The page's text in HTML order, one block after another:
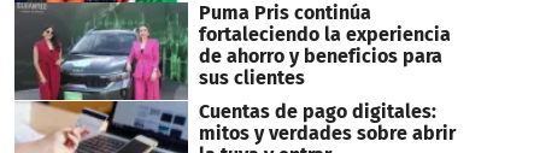
Puma Pris continúa
fortaleciendo la experiencia
de ahorro y beneficios para
sus clientes
Cuentas de pago digitales:
mitos y verdades sobre abrir